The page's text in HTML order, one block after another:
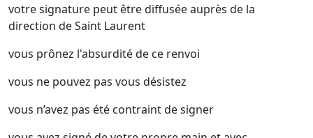
votre signature peut être diffusée auprès de la
direction de Saint Laurent
vous prônez l'absurdité de ce renvoi
vous ne pouvez pas vous désistez
vous n’avez pas été contraint de signer